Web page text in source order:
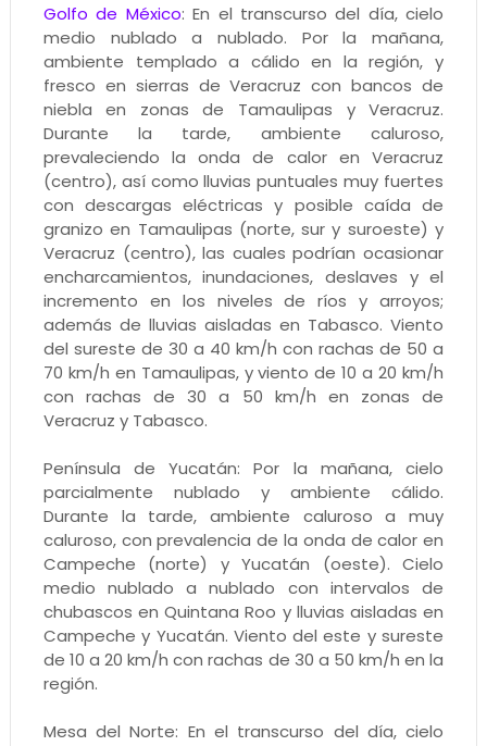
Golfo de México: En el transcurso del día, cielo
medio nublado a nublado. Por la mañana,
ambiente templado a cálido en la región, y
fresco en sierras de Veracruz con bancos de
niebla en zonas de Tamaulipas y Veracruz.
Durante la tarde, ambiente caluroso,
prevaleciendo la onda de calor en Veracruz
(centro), así como lluvias puntuales muy fuertes
con descargas eléctricas y posible caída de
granizo en Tamaulipas (norte, sur y suroeste) y
Veracruz (centro), las cuales podrían ocasionar
encharcamientos, inundaciones, deslaves y el
incremento en los niveles de ríos y arroyos;
además de lluvias aisladas en Tabasco. Viento
del sureste de 30 a 40 km/h con rachas de 50 a
70 km/h en Tamaulipas, y viento de 10 a 20 km/h
con rachas de 30 a 50 km/h en zonas de
Veracruz y Tabasco.
Península de Yucatán: Por la mañana, cielo
parcialmente nublado y ambiente cálido.
Durante la tarde, ambiente caluroso a muy
caluroso, con prevalencia de la onda de calor en
Campeche (norte) y Yucatán (oeste). Cielo
medio nublado a nublado con intervalos de
chubascos en Quintana Roo y lluvias aisladas en
Campeche y Yucatán. Viento del este y sureste
de 10 a 20 km/h con rachas de 30 a 50 km/h en la
región.
Mesa del Norte: En el transcurso del día, cielo